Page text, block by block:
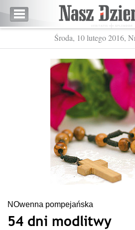
Środa, 10 lutego 2016,
NOwenna pompejańska
54 dni modlitwy